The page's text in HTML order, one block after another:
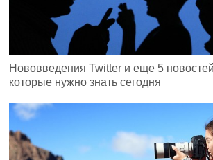
Нововведения Twitter и еще 5
которые нужно знать сегодня